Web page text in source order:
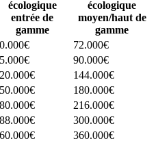
écologique
entrée de
gamme
écologique
moyen/haut de
gamme
72.000€
90.000€
144.000€
180.000€
216.000€
300.000€
360.000€